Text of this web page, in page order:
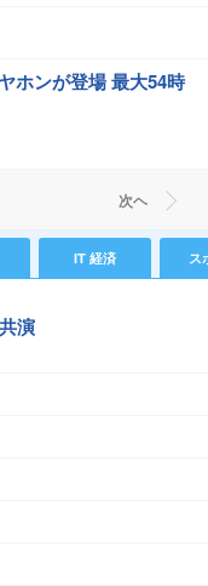
ホンが登場 最大54時
次ヘ
IT 経済 ス
演